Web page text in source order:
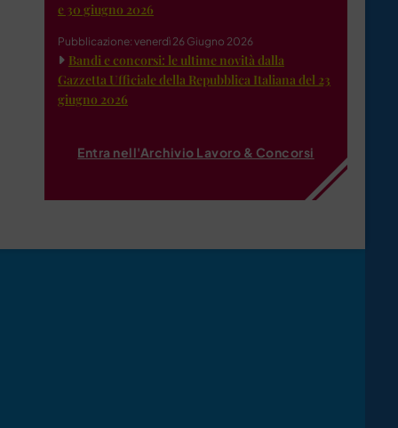
e 30 giugno 2026
Pubblicazione: venerdì 26 Giugno 2026
Bandi e concorsi: le ultime novità dalla
Gazzetta Ufficiale della Repubblica Italiana del 23
giugno 2026
Entra nell'Archivio Lavoro & Concorsi